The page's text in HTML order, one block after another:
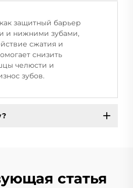
защитный барьер
и нижними зубами,
сжатия и
снизить
челюсти и
зубов.
статья